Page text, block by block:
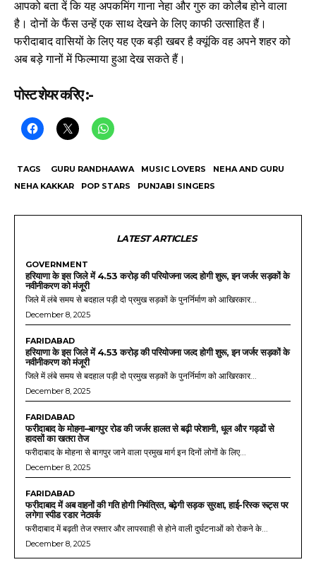
आपको बता दें कि यह अपकमिंग गाना नेहा और गुरु का कोलैब होने वाला
है। दोनों के फैंस उन्हें एक साथ देखने के लिए काफी उत्साहित हैं।
फरीदाबाद वासियों के लिए यह एक बड़ी खबर है क्यूंकि वह अपने शहर को
अब बड़े गानों में फिल्माया हुआ देख सकते हैं।
पोस्ट शेयर करिए :-
TAGS GURU RANDHAAWA MUSIC LOVERS
NEHA AND GURU
NEHA KAKKAR
POP STARS PUNJABI SINGERS
LATEST ARTICLES
GOVERNMENT
हरियाणा के इस जिले में 4.53 करोड़ की परियोजना जल्द होगी शुरू, इन जर्जर सड़कों के
नवीनीकरण को मंजूरी
जिले में लंबे समय से बदहाल पड़ी दो प्रमुख सड़कों के पुनर्निर्माण को आखिरकार...
December 8, 2025
FARIDABAD
हरियाणा के इस जिले में 4.53 करोड़ की परियोजना जल्द होगी शुरू, इन जर्जर सड़कों के
नवीनीकरण को मंजूरी
जिले में लंबे समय से बदहाल पड़ी दो प्रमुख सड़कों के पुनर्निर्माण को आखिरकार...
December 8, 2025
FARIDABAD
फरीदाबाद के मोहना–बागपुर रोड की जर्जर हालत से बढ़ी परेशानी, धूल और गड्ढों से
हादसों का खतरा तेज
फरीदाबाद के मोहना से बागपुर जाने वाला प्रमुख मार्ग इन दिनों लोगों के लिए...
December 8, 2025
FARIDABAD
फरीदाबाद में अब वाहनों की गति होगी नियंत्रित, बढ़ेगी सड़क सुरक्षा, हाई-रिस्क रूट्स पर
लगेगा स्पीड रडार नेटवर्क
फरीदाबाद में बढ़ती तेज रफ्तार और लापरवाही से होने वाली दुर्घटनाओं को रोकने के...
December 8, 2025